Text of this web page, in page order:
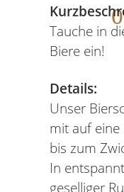
Tauche in
Biere ein!
Details:
Unser
mit auf eine
bis zum
In
geselliger